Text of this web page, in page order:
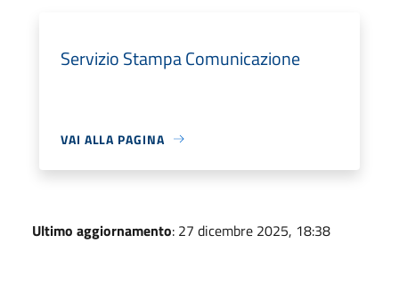
Servizio Stampa Comunicazione
VAI ALLA PAGINA
Ultimo aggiornamento: 27 dicembre 2025, 18:38